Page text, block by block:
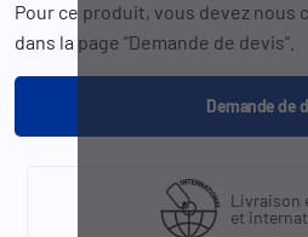
Pour ce produit, vous devez nous
dans la page "Demande de devis".
Demande de
Livraison
et